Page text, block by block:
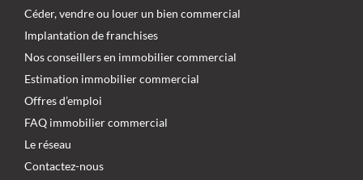
Céder, vendre ou louer un bien commercial
Implantation de franchises
Nos conseillers en immobilier commercial
Estimation immobilier commercial
Offres d’emploi
FAQ immobilier commercial
Le réseau
Contactez-nous